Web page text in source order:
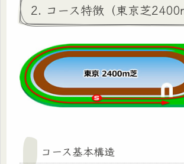
2. コース特徴（東京芝
コース基本構造